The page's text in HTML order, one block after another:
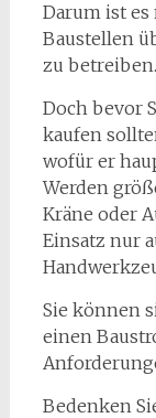
Darum ist
Baustellen
zu betreiben.
Doch bevor
kaufen
wofür er
Werden
Kräne oder
Einsatz nur
Sie können
einen
Bedenken